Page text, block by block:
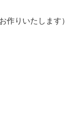
作りいたします）